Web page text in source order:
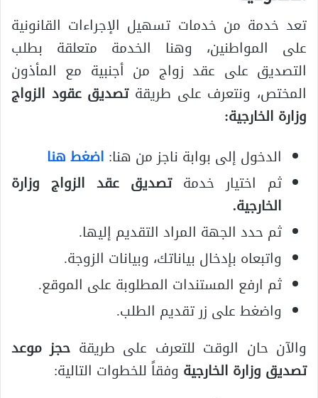
تعد خدمة من خدمات تسهيل الإجراءات القانونية
على المواطنين، وهنا الخدمة متعلقة بطلب
التصديق على عقد زواج من أجنبية مع المأذون
المختص، ونتعرف على طريقةتصديق عقود الزواج
وزارة الخارجية:
الدخول إلى بوابة ناجز من هنا: اضغط هنا
ثم اختيار خدمةتصديق عقد الزواج وزارة
الخارجية.
ثم حدد الجهة المراد التقديم إليها.
واتبعاه بإدخال بياناتك، وبيانات الزوجة.
ثم ارفع المستندات المطلوبة على الموقع.
واضغط على زر تقديم الطلب.
والآن حان الوقت للتعرف على طريقة حجز موعد
تصديق وزارة الخارجية وفقاً للخطوات التالية: